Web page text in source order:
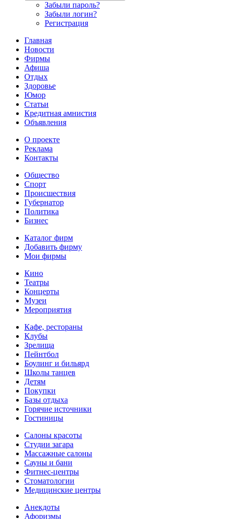
Забыли пароль?
Забыли логин?
Регистрация
Главная
Новости
Фирмы
Афиша
Отдых
Здоровье
Юмор
Статьи
Кредитная амнистия
Объявления
О проекте
Реклама
Контакты
Общество
Спорт
Происшествия
Губернатор
Политика
Бизнес
Каталог фирм
Добавить фирму
Мои фирмы
Кино
Театры
Концерты
Музеи
Мероприятия
Кафе, рестораны
Клубы
Зрелища
Пейнтбол
Боулинг и бильярд
Школы танцев
Детям
Покупки
Базы отдыха
Горячие источники
Гостиницы
Салоны красоты
Студии загара
Массажные салоны
Сауны и бани
Фитнес-центры
Стоматологии
Медицинские центры
Анекдоты
Афоризмы